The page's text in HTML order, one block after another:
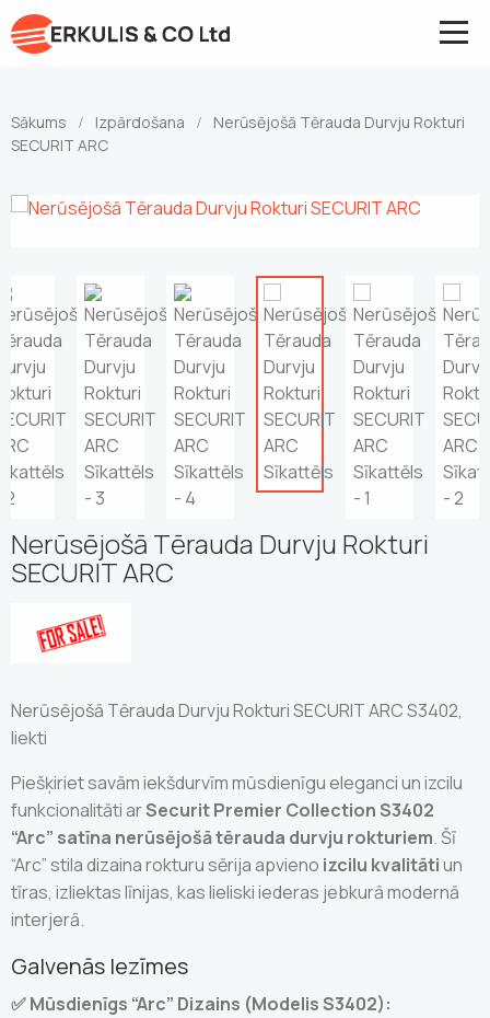
Sākums / Izpārdošana /
Nerūsējošā Tērauda Durvju Rokturi
SECURIT ARC
Nerūsējošā Tērauda Durvju Rokturi
SECURIT ARC
Nerūsējošā Tērauda Durvju Rokturi SECURIT ARC S3402,
liekti
Piešķiriet savām iekšdurvīm mūsdienīgu eleganci un izcilu
funkcionalitāti arSecurit Premier Collection S3402
“Arc” satīna nerūsējošā tērauda durvju rokturiem. Šī
“Arc” stila dizaina rokturu sērija apvieno izcilu kvalitātiun
tīras, izliektas līnijas, kas lieliski iederas jebkurā modernā
interjerā.
Galvenās Iezīmes
✅ Mūsdienīgs “Arc” Dizains (Modelis S3402):